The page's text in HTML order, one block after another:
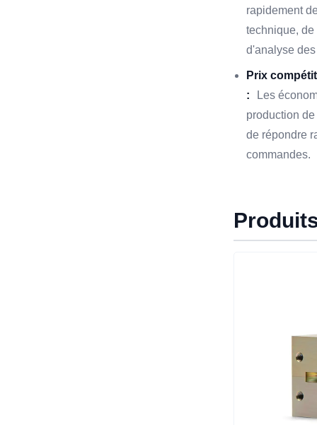
rapidement
technique,
d'analyse
Prix
:
Les
production
de répondre
commandes.